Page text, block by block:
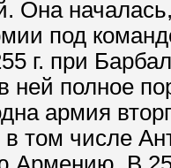
Она
под
г. при
ней полное
армия
том числе